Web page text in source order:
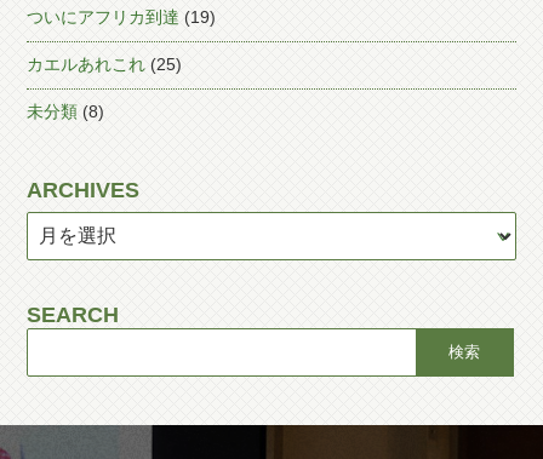
ついにアフリカ到達 (19)
カエルあれこれ (25)
未分類 (8)
ARCHIVES
SEARCH